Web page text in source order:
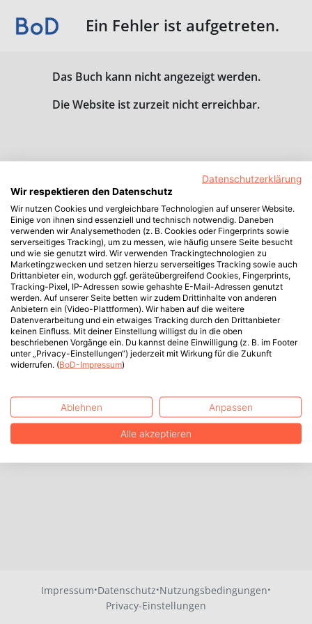
Ein Fehler ist aufgetreten.
Das Buch kann nicht angezeigt werden.
Die Website ist zurzeit nicht erreichbar.
Impressum·Datenschutz·Nutzungsbedingungen·
Privacy-Einstellungen
Datenschutzerklärung
Wir respektieren den Datenschutz
Wir nutzen Cookies und vergleichbare Technologien auf unserer Website.
Einige von ihnen sind essenziell und technisch notwendig. Daneben
verwenden wir Analysemethoden (z. B. Cookies oder Fingerprints sowie
serverseitiges Tracking), um zu messen, wie häufig unsere Seite besucht
und wie sie genutzt wird. Wir verwenden Trackingtechnologien zu
Marketingzwecken und setzen hierzu serverseitiges Tracking sowie auch
Drittanbieter ein, wodurch ggf. geräteübergreifend Cookies, Fingerprints,
Tracking-Pixel, IP-Adressen sowie gehashte E-Mail-Adressen genutzt
werden. Auf unserer Seite betten wir zudem Drittinhalte von anderen
Anbietern ein (Video-Plattformen). Wir haben auf die weitere
Datenverarbeitung und ein etwaiges Tracking durch den Drittanbieter
keinen Einfluss. Mit deiner Einstellung willigst du in die oben
beschriebenen Vorgänge ein. Du kannst deine Einwilligung (z. B. im Footer
unter „Privacy-Einstellungen“) jederzeit mit Wirkung für die Zukunft
widerrufen. (BoD-Impressum)
Ablehnen Anpassen
Alle akzeptieren